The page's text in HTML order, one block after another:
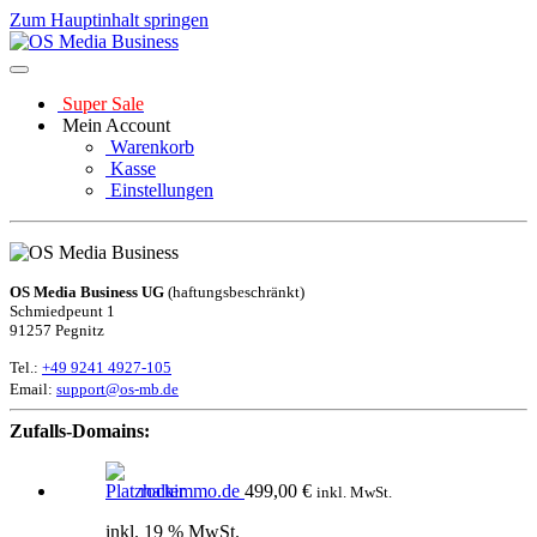
Zum Hauptinhalt springen
Super Sale
Mein Account
Warenkorb
Kasse
Einstellungen
OS Media Business UG (haftungsbeschränkt)
Schmiedpeunt 1
91257 Pegnitz
Tel.: +49 9241 4927-105
Email: support@os-mb.de
Zufalls-Domains:
rockimmo.de 499,00 € inkl. MwSt.
inkl. 19 % MwSt.